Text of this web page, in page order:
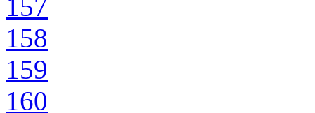
157
158
159
160